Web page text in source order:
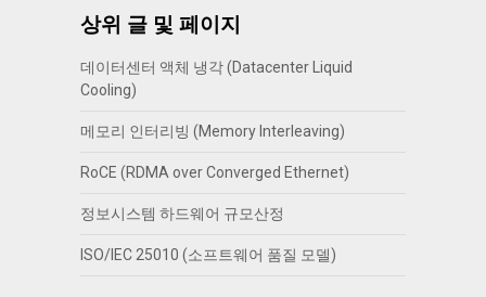
상위 글 및 페이지
데이터센터 액체 냉각 (Datacenter Liquid
Cooling)
메모리 인터리빙 (Memory Interleaving)
RoCE (RDMA over Converged Ethernet)
정보시스템 하드웨어 규모산정
ISO/IEC 25010 (소프트웨어 품질 모델)